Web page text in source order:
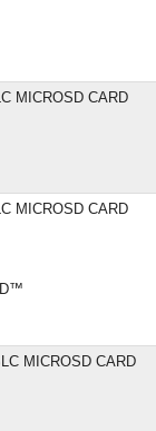
MICROSD CARD
MICROSD CARD
MICROSD CARD